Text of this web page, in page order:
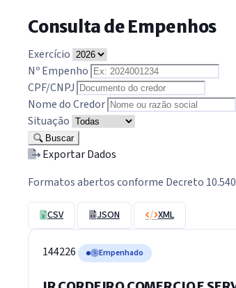
Consulta de Empenhos
Exercício
Nº Empenho
CPF/CNPJ
Nome do Credor
Situação
Buscar
Exportar Dados
Formatos abertos conforme Decreto
CSV JSON XML
144226 Empenhado